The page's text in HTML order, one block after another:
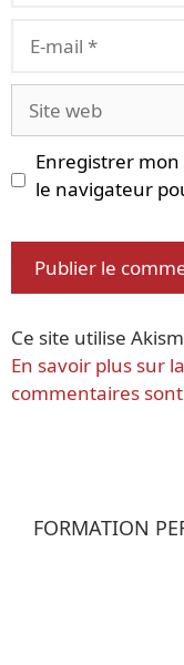
mail
web
Enregistrer
le navigateur
Ce site utilise
En savoir plus sur
commentaires
FORMATION